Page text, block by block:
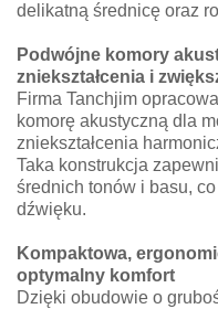
delikatną średnicę oraz
Podwójne komory
zniekształcenia i
Firma Tanchjim
komorę akustyczną dla
zniekształcenia
Taka konstrukcja
średnich tonów i basu,
dźwięku.
Kompaktowa,
optymalny komfort
Dzięki obudowie o